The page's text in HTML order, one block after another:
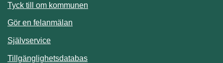
Tyck till om kommunen
Gör en felanmälan
SjälvserviceLänk till annan webbplats.
TillgänglighetsdatabasLänk till annan webbplats.